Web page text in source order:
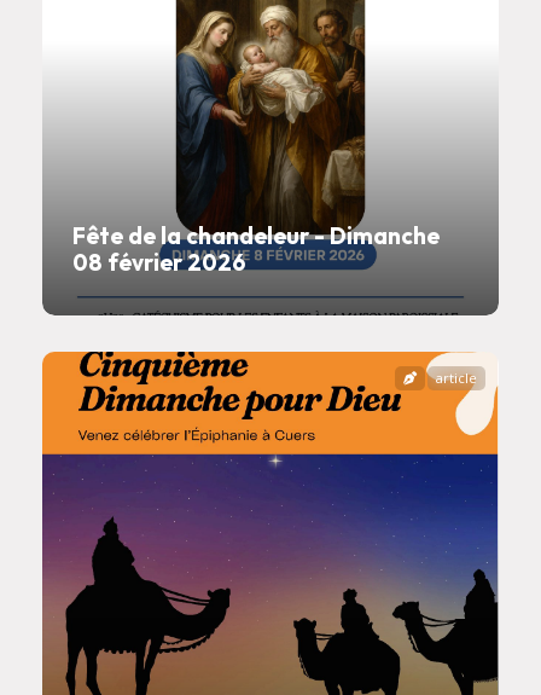
Fête de la chandeleur - Dimanche
08 février 2026
article